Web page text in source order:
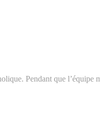
Pendant que l’équipe